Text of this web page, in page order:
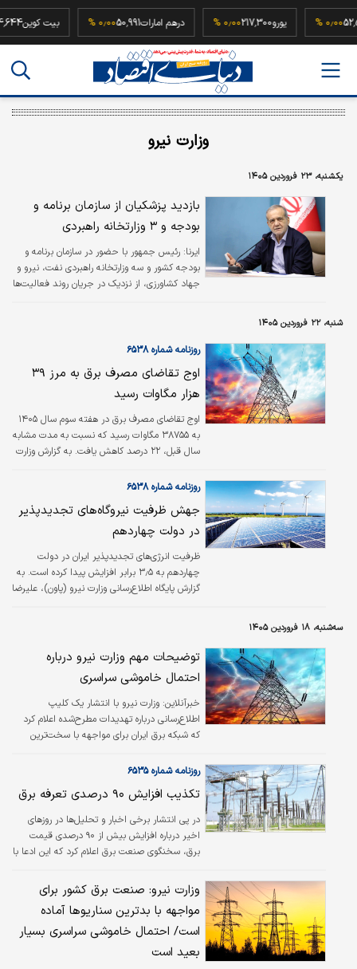
52,500,000 یورو217,300 درهم امارات50,991 بیت
وزارت نیرو
یکشنبه، ۲۳ فروردین ۱۴۰۵
بازدید پزشکیان از سازمان برنامه و
بودجه و ۳ وزارتخانه راهبردی
ایرنا: رئیس جمهور با حضور در سازمان برنامه و
بودجه کشور و سه وزارتخانه راهبردی نفت، نیرو و
جهاد کشاورزی، از نزدیک در جریان روند فعالیت‌ها
شنبه، ۲۲ فروردین ۱۴۰۵
روزنامه شماره ۶۵۳۸
اوج تقاضای مصرف برق به مرز ۳۹
هزار مگاوات رسید
اوج تقاضای مصرف برق در هفته سوم سال ۱۴۰۵
به ۳۸۷۵۵ مگاوات رسید که نسبت به مدت مشابه
سال قبل، ۲۲ درصد کاهش یافت. به گزارش وزارت
سوم سال ۱۴۰۵ در روز پنج‌شنبه (بیستم فروردین
این میزان مصرف برق در روز مشابه سال قبل،
برق در طول روز اشاره شده، ۸۰۹.۹۷۲ مگاوات
ساعت بوده است که نسبت به ‌روز مشابه سال
قبل، ۲۵ درصد کاهش یافت. همچنین کاهش…
روزنامه شماره ۶۵۳۸
جهش ظرفیت نیروگاه‌های تجدیدپذیر
در دولت چهاردهم
ظرفیت انرژی‌های تجدیدپذیر ایران در دولت
چهاردهم به ۳٫۵ برابر افزایش پیدا کرده است. به
گزارش پایگاه اطلاع‌رسانی وزارت نیرو (پاون)، علیرضا
مگاوات به ۴۵۰۰ مگاوات رسیده و در دولت
چهاردهم ۳.۵ برابر شده است. وی با بیان اینکه در
ابتدای دولت چهاردهم، مجموع ظرفیت
نیروگاه‌های تجدیدپذیر کشور حدود ۱۲۰۰ مگاوات
بود، اظهار کرد: هم‌اکنون این عدد به ۴۵۰۰ مگاوات
رسیده است که…
سه‌شنبه، ۱۸ فروردین ۱۴۰۵
توضیحات مهم وزارت نیرو درباره
احتمال خاموشی سراسری
خبرآنلاین: وزارت نیرو با انتشار یک کلیپ
اطلاع‌رسانی درباره تهدیدات مطرح‌شده اعلام کرد
که شبکه برق ایران برای مواجهه با سخت‌ترین
بسیار بعید است.
روزنامه شماره ۶۵۳۵
تکذیب افزایش ۹۰ درصدی تعرفه برق
در پی انتشار برخی اخبار و تحلیل‌ها در روزهای
اخیر درباره افزایش بیش از ۹۰ درصدی قیمت
برق، سخنگوی صنعت برق اعلام کرد که این ادعا با
وزارت نیرو: صنعت برق کشور برای
مواجهه با بدترین سناریوها آماده
است/ احتمال خاموشی سراسری بسیار
بعید است